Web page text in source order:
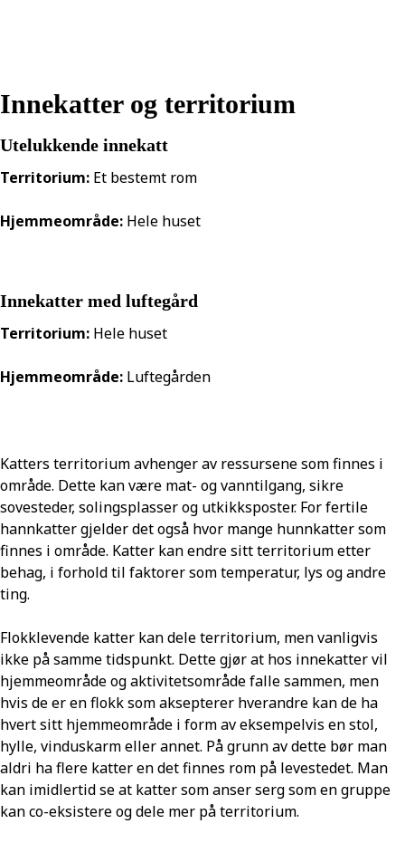
Innekatter og territorium
Utelukkende innekatt
Territorium: Et bestemt rom
Hjemmeområde: Hele huset
Innekatter med luftegård
Territorium: Hele huset
Hjemmeområde: Luftegården
Katters territorium avhenger av ressursene som finnes i
område. Dette kan være mat- og vanntilgang, sikre
sovesteder, solingsplasser og utkikksposter. For fertile
hannkatter gjelder det også hvor mange hunnkatter som
finnes i område. Katter kan endre sitt territorium etter
behag, i forhold til faktorer som temperatur, lys og andre
ting.
Flokklevende katter kan dele territorium, men vanligvis
ikke på samme tidspunkt. Dette gjør at hos innekatter vil
hjemmeområde og aktivitetsområde falle sammen, men
hvis de er en flokk som aksepterer hverandre kan de ha
hvert sitt hjemmeområde i form av eksempelvis en stol,
hylle, vinduskarm eller annet. På grunn av dette bør man
aldri ha flere katter en det finnes rom på levestedet. Man
kan imidlertid se at katter som anser serg som en gruppe
kan co-eksistere og dele mer på territorium.